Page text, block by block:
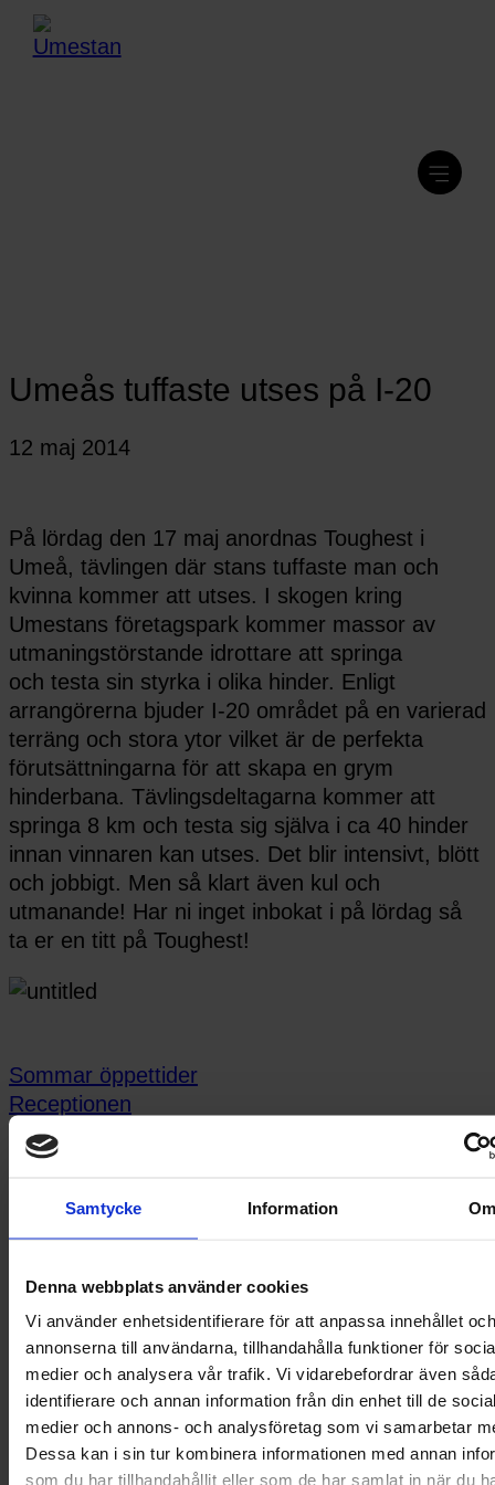
Samtycke Information Om
Denna webbplats använder cookies
Vi använder enhetsidentifierare för att anpassa innehållet och
annonserna till användarna, tillhandahålla funktioner för
medier och analysera vår trafik. Vi vidarebefordrar även
identifierare och annan information från din enhet till de
medier och annons- och analysföretag som vi samarbetar
Dessa kan i sin tur kombinera informationen med annan
som du har tillhandahållit eller som de har samlat in när du
Umeås tuffaste utses på I-20
12 maj 2014
På lördag den 17 maj anordnas Toughest i
Umeå, tävlingen där stans tuffaste man och
kvinna kommer att utses. I skogen kring
Umestans företagspark kommer massor av
utmaningstörstande idrottare att springa
och testa sin styrka i olika hinder. Enligt
arrangörerna bjuder I-20 området på en varierad
terräng och stora ytor vilket är de perfekta
förutsättningarna för att skapa en grym
hinderbana. Tävlingsdeltagarna kommer att
springa 8 km och testa sig själva i ca 40 hinder
innan vinnaren kan utses. Det blir intensivt, blött
och jobbigt. Men så klart även kul och
utmanande! Har ni inget inbokat i på lördag så
ta er en titt på Toughest!
Sommar öppettider
Receptionen
22 juni 2026
Företagspark stängs av 15/6
kl. 16:00
3 juni 2026
Förändringar Receptionen
1 juni 2026
Fartgupp
23 april 2026